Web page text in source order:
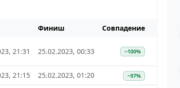
Финиш
Совпадение
21:31 25.02.2023, 00:33 ~100%
21:15 25.02.2023, 01:20 ~97%